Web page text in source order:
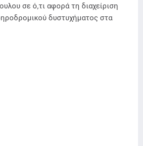
σε ό,τι αφορά τη διαχείριση
δυστυχήματος στα